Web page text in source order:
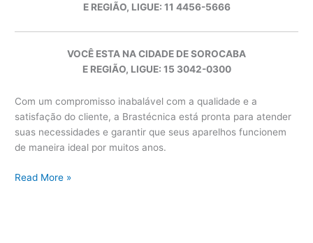
E REGIÃO, LIGUE: 11 4456-5666
VOCÊ ESTA NA CIDADE DE SOROCABA
E REGIÃO, LIGUE: 15 3042-0300
Com um compromisso inabalável com a qualidade e a
satisfação do cliente, a Brastécnica está pronta para atender
suas necessidades e garantir que seus aparelhos funcionem
de maneira ideal por muitos anos.
Brastemp
Read More »